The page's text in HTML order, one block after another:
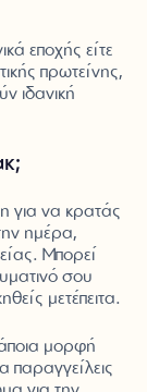
εποχής είτε
πρωτείνης,
ιδανική
για να κρατάς
ημέρα,
Μπορεί
σου
μετέπειτα.
μορφή
παραγγείλεις